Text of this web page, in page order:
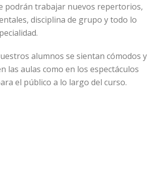
podrán trabajar nuevos repertorios,
disciplina de grupo y todo lo
alumnos se sientan cómodos y
las aulas como en los espectáculos
el público a lo largo del curso.